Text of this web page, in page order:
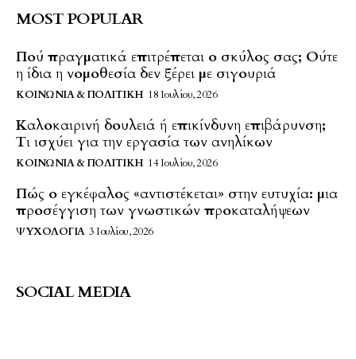
MOST POPULAR
Πού πραγματικά επιτρέπεται ο σκύλος σας; Ούτε
η ίδια η νομοθεσία δεν ξέρει με σιγουριά
ΚΟΙΝΩΝΊΑ & ΠΟΛΙΤΙΚΉ 18 Ιουλίου, 2026
Καλοκαιρινή δουλειά ή επικίνδυνη επιβάρυνση;
Τι ισχύει για την εργασία των ανηλίκων
ΚΟΙΝΩΝΊΑ & ΠΟΛΙΤΙΚΉ 14 Ιουλίου, 2026
Πώς ο εγκέφαλος «αντιστέκεται» στην ευτυχία: μια
προσέγγιση των γνωστικών προκαταλήψεων
ΨΥΧΟΛΟΓΊΑ 3 Ιουλίου, 2026
SOCIAL MEDIA